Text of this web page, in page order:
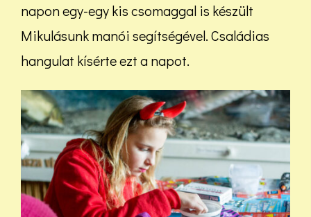
napon egy-egy kis csomaggal is készült
Mikulásunk manói segítségével. Családias
hangulat kísérte ezt a napot.